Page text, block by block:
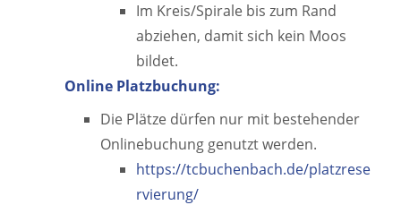
Im Kreis/Spirale bis zum Rand
abziehen, damit sich kein Moos
bildet.
Online Platzbuchung:
Die Plätze dürfen nur mit bestehender
Onlinebuchung genutzt werden.
https://tcbuchenbach.de/platzrese
rvierung/